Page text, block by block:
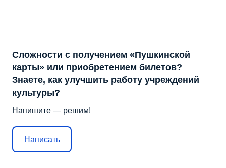
Сложности с получением «Пушкинской
карты» или приобретением билетов?
Знаете, как улучшить работу учреждений
культуры?
Напишите — решим!
Написать